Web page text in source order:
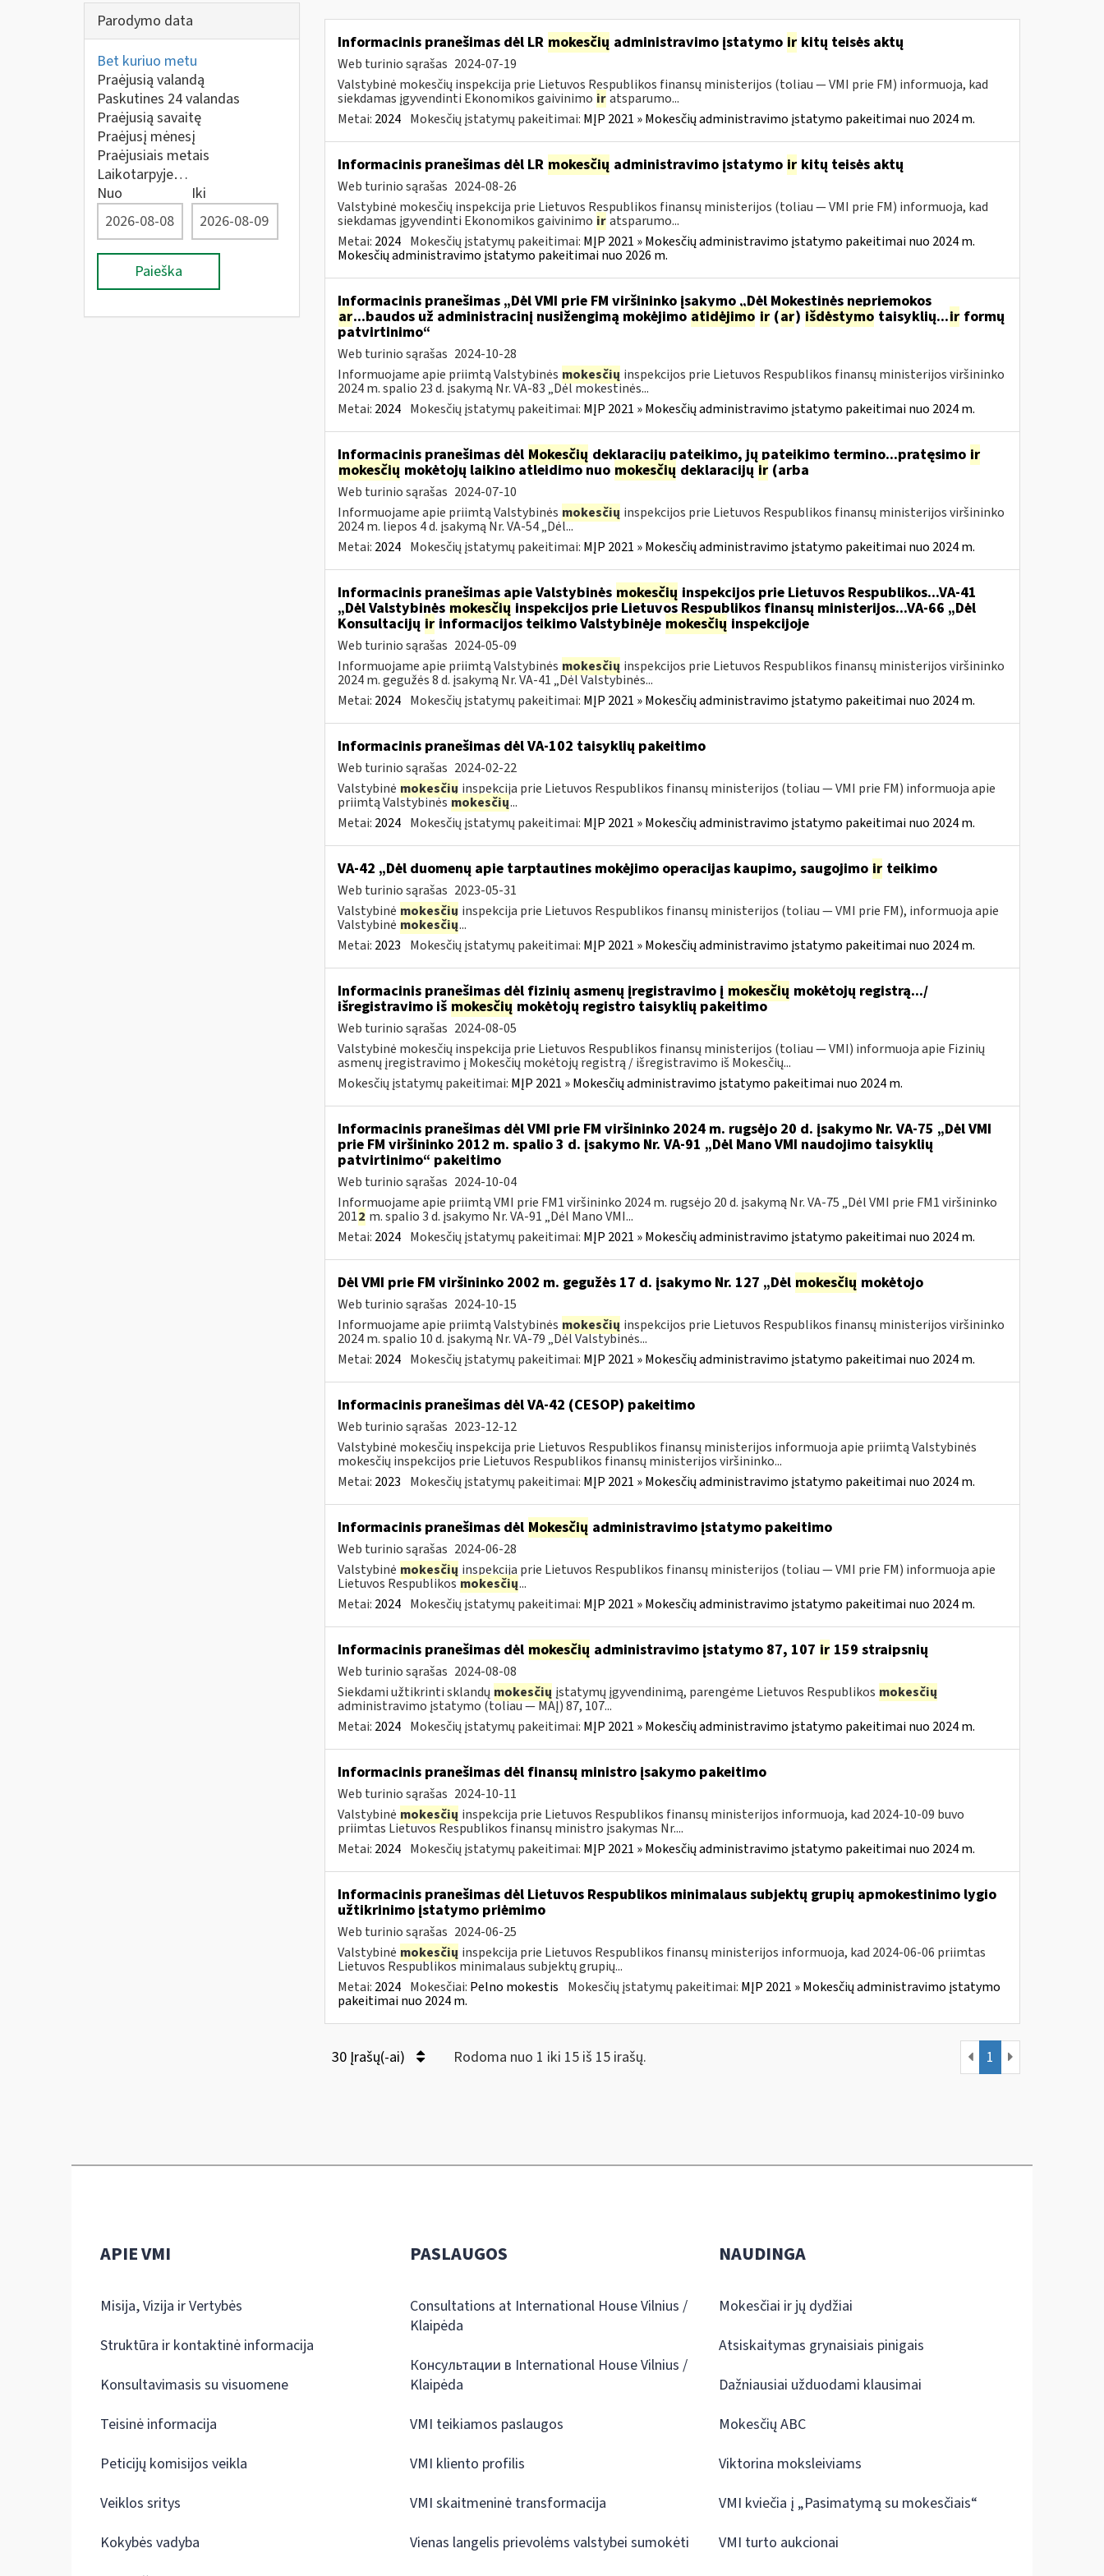
Parodymo data
Bet kuriuo metu
Praėjusią valandą
Paskutines 24 valandas
Praėjusią savaitę
Praėjusį mėnesį
Praėjusiais metais
Laikotarpyje…
Nuo
Iki
Paieška
Informacinis pranešimas dėl LR mokesčių administravimo įstatymo irkitų teisės aktų
Web turinio sąrašas 2024-07-19
Valstybinė mokesčių inspekcija prie Lietuvos Respublikos finansų ministerijos (toliau — VMI prie FM) informuoja, kad
siekdamas įgyvendinti Ekonomikos gaivinimo ir atsparumo...
Metai: 2024 Mokesčių įstatymų pakeitimai: MĮP 2021 » Mokesčių administravimo įstatymo pakeitimai nuo 2024 m.
Informacinis pranešimas dėl LR mokesčių administravimo įstatymo irkitų teisės aktų
Web turinio sąrašas 2024-08-26
Valstybinė mokesčių inspekcija prie Lietuvos Respublikos finansų ministerijos (toliau — VMI prie FM) informuoja, kad
siekdamas įgyvendinti Ekonomikos gaivinimo ir atsparumo...
Metai: 2024 Mokesčių įstatymų pakeitimai: MĮP 2021 » Mokesčių administravimo įstatymo pakeitimai nuo 2024 m.
Mokesčių administravimo įstatymo pakeitimai nuo 2026 m.
Informacinis pranešimas „Dėl VMI prie FM viršininko įsakymo „Dėl Mokestinės nepriemokos
ar...baudos už administracinį nusižengimą mokėjimo atidėjimo ir(ar) išdėstymo taisyklių...irformų
patvirtinimo“
Web turinio sąrašas 2024-10-28
Informuojame apie priimtą Valstybinės mokesčių inspekcijos prie Lietuvos Respublikos finansų ministerijos viršininko
2024 m. spalio 23 d. įsakymą Nr. VA-83 „Dėl mokestinės...
Metai: 2024 Mokesčių įstatymų pakeitimai: MĮP 2021 » Mokesčių administravimo įstatymo pakeitimai nuo 2024 m.
Informacinis pranešimas dėl Mokesčių deklaracijų pateikimo, jų pateikimo termino...pratęsimo ir
mokesčių mokėtojų laikino atleidimo nuo mokesčių deklaracijų ir(arba
Web turinio sąrašas 2024-07-10
Informuojame apie priimtą Valstybinės mokesčių inspekcijos prie Lietuvos Respublikos finansų ministerijos viršininko
2024 m. liepos 4 d. įsakymą Nr. VA-54 „Dėl...
Metai: 2024 Mokesčių įstatymų pakeitimai: MĮP 2021 » Mokesčių administravimo įstatymo pakeitimai nuo 2024 m.
Informacinis pranešimas apie Valstybinės mokesčių inspekcijos prie Lietuvos Respublikos...VA-41
„Dėl Valstybinės mokesčių inspekcijos prie Lietuvos Respublikos finansų ministerijos...VA-66 „Dėl
Konsultacijų irinformacijos teikimo Valstybinėje mokesčių inspekcijoje
Web turinio sąrašas 2024-05-09
Informuojame apie priimtą Valstybinės mokesčių inspekcijos prie Lietuvos Respublikos finansų ministerijos viršininko
2024 m. gegužės 8 d. įsakymą Nr. VA-41 „Dėl Valstybinės...
Metai: 2024 Mokesčių įstatymų pakeitimai: MĮP 2021 » Mokesčių administravimo įstatymo pakeitimai nuo 2024 m.
Informacinis pranešimas dėl VA-102 taisyklių pakeitimo
Web turinio sąrašas 2024-02-22
Valstybinė mokesčių inspekcija prie Lietuvos Respublikos finansų ministerijos (toliau ― VMI prie FM) informuoja apie
priimtą Valstybinėsmokesčių...
Metai: 2024 Mokesčių įstatymų pakeitimai: MĮP 2021 » Mokesčių administravimo įstatymo pakeitimai nuo 2024 m.
VA-42 „Dėl duomenų apie tarptautines mokėjimo operacijas kaupimo, saugojimo irteikimo
Web turinio sąrašas 2023-05-31
Valstybinė mokesčių inspekcija prie Lietuvos Respublikos finansų ministerijos (toliau ― VMI prie FM), informuoja apie
Valstybinė mokesčių...
Metai: 2023 Mokesčių įstatymų pakeitimai: MĮP 2021 » Mokesčių administravimo įstatymo pakeitimai nuo 2024 m.
Informacinis pranešimas dėl fizinių asmenų įregistravimo į mokesčių mokėtojų registrą.../
išregistravimo iš mokesčių mokėtojų registro taisyklių pakeitimo
Web turinio sąrašas 2024-08-05
Valstybinė mokesčių inspekcija prie Lietuvos Respublikos finansų ministerijos (toliau — VMI) informuoja apie Fizinių
asmenų įregistravimo į Mokesčių mokėtojų registrą / išregistravimo iš Mokesčių...
Mokesčių įstatymų pakeitimai: MĮP 2021 » Mokesčių administravimo įstatymo pakeitimai nuo 2024 m.
Informacinis pranešimas dėl VMI prie FM viršininko 2024 m. rugsėjo 20 d. įsakymo Nr. VA-75 „Dėl VMI
prie FM viršininko 2012 m. spalio 3 d. įsakymo Nr. VA-91 „Dėl Mano VMI naudojimo taisyklių
patvirtinimo“ pakeitimo
Web turinio sąrašas 2024-10-04
Informuojame apie priimtą VMI prie FM1 viršininko 2024 m. rugsėjo 20 d. įsakymą Nr. VA-75 „Dėl VMI prie FM1 viršininko
2012 m. spalio 3 d. įsakymo Nr. VA-91 „Dėl Mano VMI...
Metai: 2024 Mokesčių įstatymų pakeitimai: MĮP 2021 » Mokesčių administravimo įstatymo pakeitimai nuo 2024 m.
Dėl VMI prie FM viršininko 2002 m. gegužės 17 d. įsakymo Nr. 127 „Dėl mokesčių mokėtojo
Web turinio sąrašas 2024-10-15
Informuojame apie priimtą Valstybinės mokesčių inspekcijos prie Lietuvos Respublikos finansų ministerijos viršininko
2024 m. spalio 10 d. įsakymą Nr. VA-79 „Dėl Valstybinės...
Metai: 2024 Mokesčių įstatymų pakeitimai: MĮP 2021 » Mokesčių administravimo įstatymo pakeitimai nuo 2024 m.
Informacinis pranešimas dėl VA-42 (CESOP) pakeitimo
Web turinio sąrašas 2023-12-12
Valstybinė mokesčių inspekcija prie Lietuvos Respublikos finansų ministerijos informuoja apie priimtą Valstybinės
mokesčių inspekcijos prie Lietuvos Respublikos finansų ministerijos viršininko...
Metai: 2023 Mokesčių įstatymų pakeitimai: MĮP 2021 » Mokesčių administravimo įstatymo pakeitimai nuo 2024 m.
Informacinis pranešimas dėl Mokesčių administravimo įstatymo pakeitimo
Web turinio sąrašas 2024-06-28
Valstybinė mokesčių inspekcija prie Lietuvos Respublikos finansų ministerijos (toliau — VMI prie FM) informuoja apie
Lietuvos Respublikosmokesčių...
Metai: 2024 Mokesčių įstatymų pakeitimai: MĮP 2021 » Mokesčių administravimo įstatymo pakeitimai nuo 2024 m.
Informacinis pranešimas dėl mokesčių administravimo įstatymo 87, 107 ir159 straipsnių
Web turinio sąrašas 2024-08-08
Siekdami užtikrinti sklandų mokesčių įstatymų įgyvendinimą, parengėme Lietuvos Respublikos mokesčių
administravimo įstatymo (toliau — MAĮ) 87, 107...
Metai: 2024 Mokesčių įstatymų pakeitimai: MĮP 2021 » Mokesčių administravimo įstatymo pakeitimai nuo 2024 m.
Informacinis pranešimas dėl finansų ministro įsakymo pakeitimo
Web turinio sąrašas 2024-10-11
Valstybinė mokesčių inspekcija prie Lietuvos Respublikos finansų ministerijos informuoja, kad 2024-10-09 buvo
priimtas Lietuvos Respublikos finansų ministro įsakymas Nr....
Metai: 2024 Mokesčių įstatymų pakeitimai: MĮP 2021 » Mokesčių administravimo įstatymo pakeitimai nuo 2024 m.
Informacinis pranešimas dėl Lietuvos Respublikos minimalaus subjektų grupių apmokestinimo lygio
užtikrinimo įstatymo priėmimo
Web turinio sąrašas 2024-06-25
Valstybinė mokesčių inspekcija prie Lietuvos Respublikos finansų ministerijos informuoja, kad 2024-06-06 priimtas
Lietuvos Respublikos minimalaus subjektų grupių...
Metai: 2024 Mokesčiai: Pelno mokestis Mokesčių įstatymų pakeitimai: MĮP 2021 » Mokesčių administravimo įstatymo
pakeitimai nuo 2024 m.
30 Įrašų(-ai) Rodoma nuo 1 iki 15 iš 15 irašų. 1
APIE VMI
Misija, Vizija ir Vertybės
Struktūra ir kontaktinė informacija
Konsultavimasis su visuomene
Teisinė informacija
Peticijų komisijos veikla
Veiklos sritys
Kokybės vadyba
PASLAUGOS
Consultations at International House Vilnius /
Klaipėda
Консультации в International House Vilnius /
Klaipėda
VMI teikiamos paslaugos
VMI kliento profilis
VMI skaitmeninė transformacija
Vienas langelis prievolėms valstybei sumokėti
NAUDINGA
Mokesčiai ir jų dydžiai
Atsiskaitymas grynaisiais pinigais
Dažniausiai užduodami klausimai
Mokesčių ABC
Viktorina moksleiviams
VMI kviečia į „Pasimatymą su mokesčiais“
VMI turto aukcionai